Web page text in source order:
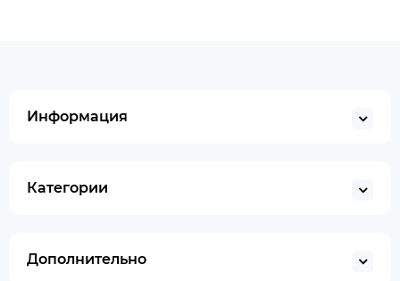
Информация
Категории
Дополнительно